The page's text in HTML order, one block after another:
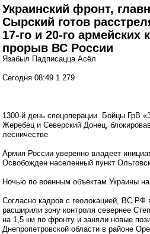
Украинский фронт,
Сырский готов
17-го и 20-го армейских
прорыв ВС России
Язабыл Падписацца Асёл
Сегодня 08:49 1 279
1300-й день спецоперации. Бойцы ГрВ
Жеребец и Северский Донец,
лесничестве
Армия России уверенно владеет
Освобожден населенный пункт
Ночью по военным объектам Украины
Согласно кадров с геолокацией, ВС РФ
расширили зону контроля севернее
на 1,5 км по фронту и заняли новые
Днепропетровской области в районе